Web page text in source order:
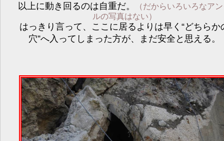
以上に動き回るのは自重だ。
（だからいろいろなア
ルの写真はない）
はっきり言って、ここに居るよりは早く“どちらか
穴”へ入ってしまった方が、まだ安全と思える。